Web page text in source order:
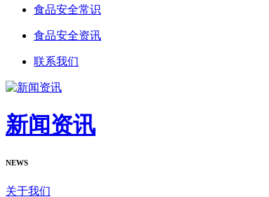
食品安全常识
食品安全资讯
联系我们
新闻资讯
NEWS
关于我们